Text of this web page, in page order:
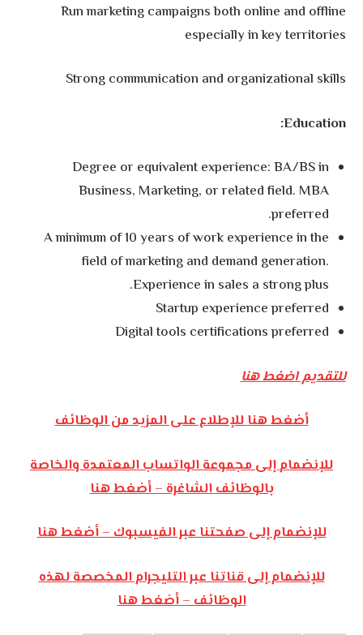
Run marketing campaigns both online and offline
especially in key territories
Strong communication and organizational skills
Education:
Degree or equivalent experience: BA/BS in
Business, Marketing, or related field. MBA
preferred.
A minimum of 10 years of work experience in the
field of marketing and demand generation.
Experience in sales a strong plus.
Startup experience preferred
Digital tools certifications preferred
للتقديم اضغط هنا
أضغط هنا للإطلاع على المزيد من الوظائف
للإنضمام إلى مجموعة الواتساب المعتمدة والخاصة
بالوظائف الشاغرة – أضغط هنا
للإنضمام إلى صفحتنا عبر الفيسبوك – أضغط هنا
للإنضمام إلى قناتنا عبر التليجرام المخصصة لهذه
الوظائف – أضغط هنا